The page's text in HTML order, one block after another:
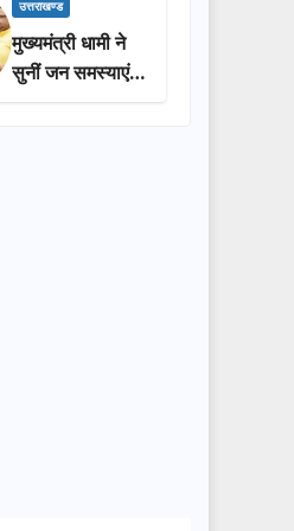
प्रशासन की
सराहना…
उत्तराखण्ड
मुख्यमंत्री धामी ने
सुनीं जन समस्याएं,
अधिकारियों को